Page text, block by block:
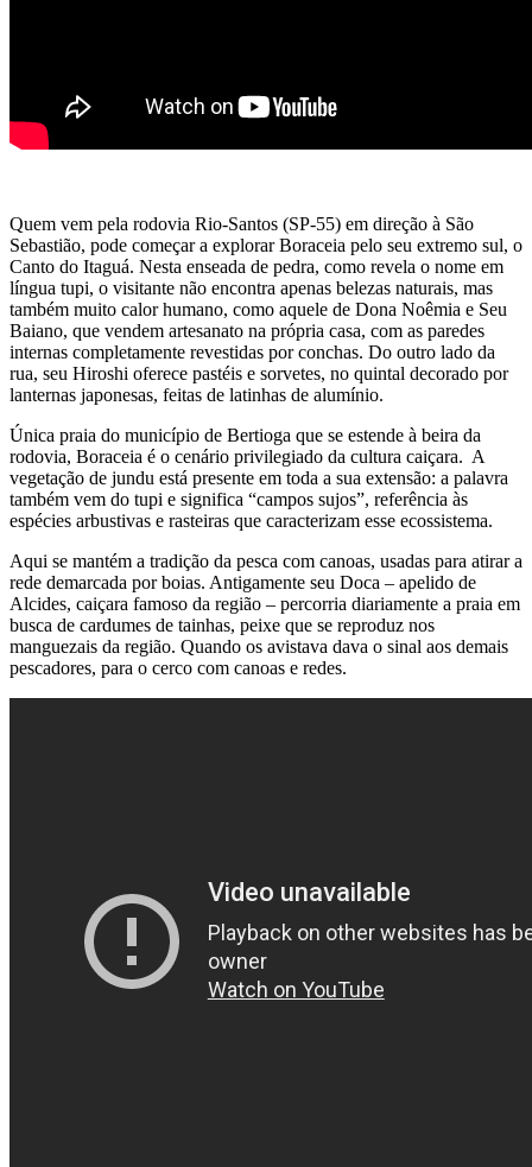
Quem vem pela rodovia Rio-Santos (SP-55) em direção à São
Sebastião, pode começar a explorar Boraceia pelo seu extremo sul, o
Canto do Itaguá. Nesta enseada de pedra, como revela o nome em
língua tupi, o visitante não encontra apenas belezas naturais, mas
também muito calor humano, como aquele de Dona Noêmia e Seu
Baiano, que vendem artesanato na própria casa, com as paredes
internas completamente revestidas por conchas. Do outro lado da
rua, seu Hiroshi oferece pastéis e sorvetes, no quintal decorado por
lanternas japonesas, feitas de latinhas de alumínio.
Única praia do município de Bertioga que se estende à beira da
rodovia, Boraceia é o cenário privilegiado da cultura caiçara. A
vegetação de jundu está presente em toda a sua extensão: a palavra
também vem do tupi e significa “campos sujos”, referência às
espécies arbustivas e rasteiras que caracterizam esse ecossistema.
Aqui se mantém a tradição da pesca com canoas, usadas para atirar a
rede demarcada por boias. Antigamente seu Doca – apelido de
Alcides, caiçara famoso da região – percorria diariamente a praia em
busca de cardumes de tainhas, peixe que se reproduz nos
manguezais da região. Quando os avistava dava o sinal aos demais
pescadores, para o cerco com canoas e redes.